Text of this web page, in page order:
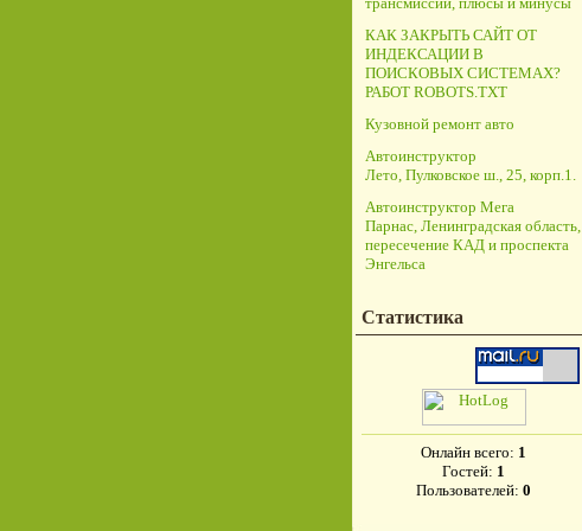
КАК ЗАКРЫТЬ САЙТ ОТ
ИНДЕКСАЦИИ В
ПОИСКОВЫХ СИСТЕМАХ?
РАБОТ ROBOTS.TXT
Кузовной ремонт авто
Автоинструктор
Лето, Пулковское ш., 25, корп.1.
Автоинструктор Мега
Парнас, Ленинградская область,
пересечение КАД и проспекта
Энгельса
Статистика
Онлайн всего: 1
Гостей: 1
Пользователей: 0